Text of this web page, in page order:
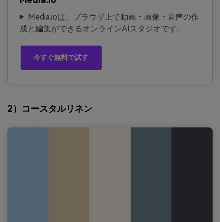
Media.ioは、ブラウザ上で動画・画像・音声の作
成と編集ができるオンラインAIスタジオです。
今すぐ無料で試す
2）コースタルリネン